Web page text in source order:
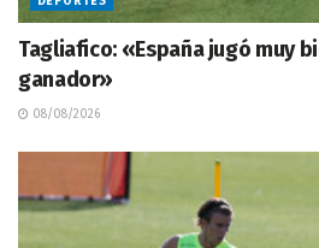
Tagliafico: «España jugó muy
ganador»
08/08/2026